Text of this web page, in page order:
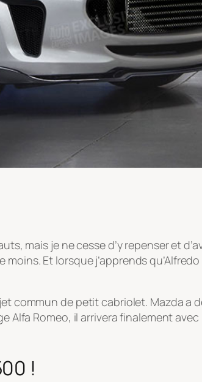
mais je ne cesse d’y repenser et
Et lorsque j’apprends qu’Alfredo
commun de petit cabriolet. Mazda a
Alfa Romeo, il arrivera finalement
!